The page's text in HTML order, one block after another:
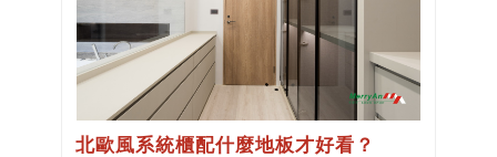
北歐風系統櫃配什麼地板才好看？